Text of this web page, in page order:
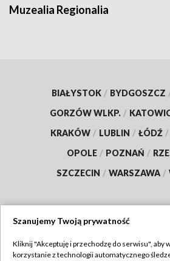
Muzealia Regionalia
BIAŁYSTOK / BYDGOSZCZ
GORZÓW WLKP. /
KRAKÓW / LUBLIN / ŁÓDŹ /
OPOLE / POZNAŃ /
SZCZECIN / WARSZAWA /
TVP
Szanujemy Twoją prywatność
Kliknij "Akceptuję i przechodzę do serwisu", aby
korzystanie z technologii automatycznego